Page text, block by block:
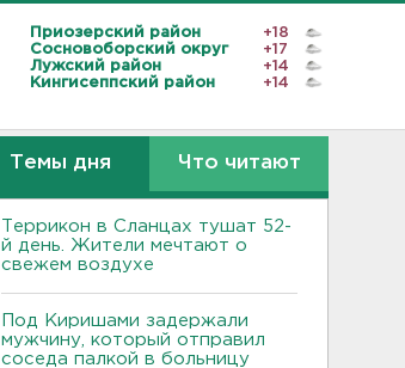
Приозерский район
+18
Сосновоборский округ
+17
Лужский район
+14
Кингисеппский район
+14
Темы дня Что читают
Террикон в Сланцах тушат 52-
й день. Жители мечтают о
свежем воздухе
Под Киришами задержали
мужчину, который отправил
соседа палкой в больницу